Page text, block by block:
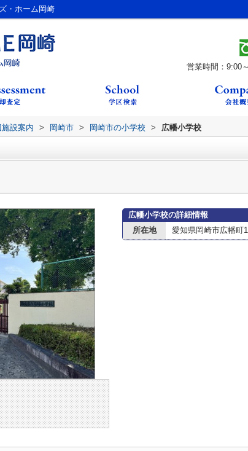
・ホーム岡崎
営業時間：9:00
施設案内 > 岡崎市 > 岡崎市の小学校 > 広幡小学校
広幡小学校の詳細情報
所在地
愛知県岡崎市広幡町